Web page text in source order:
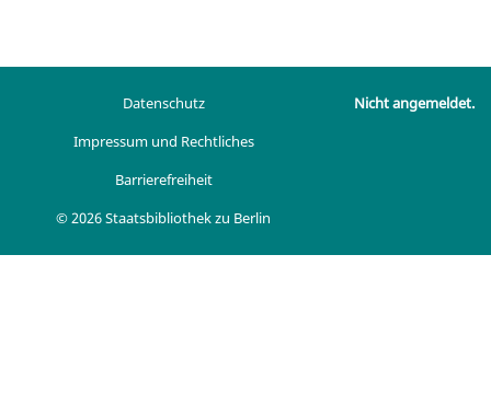
Datenschutz
Impressum und Rechtliches
Barrierefreiheit
© 2026 Staatsbibliothek zu Berlin
Nicht angemeldet.